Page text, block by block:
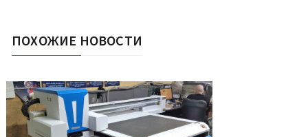
ПОХОЖИЕ НОВОСТИ